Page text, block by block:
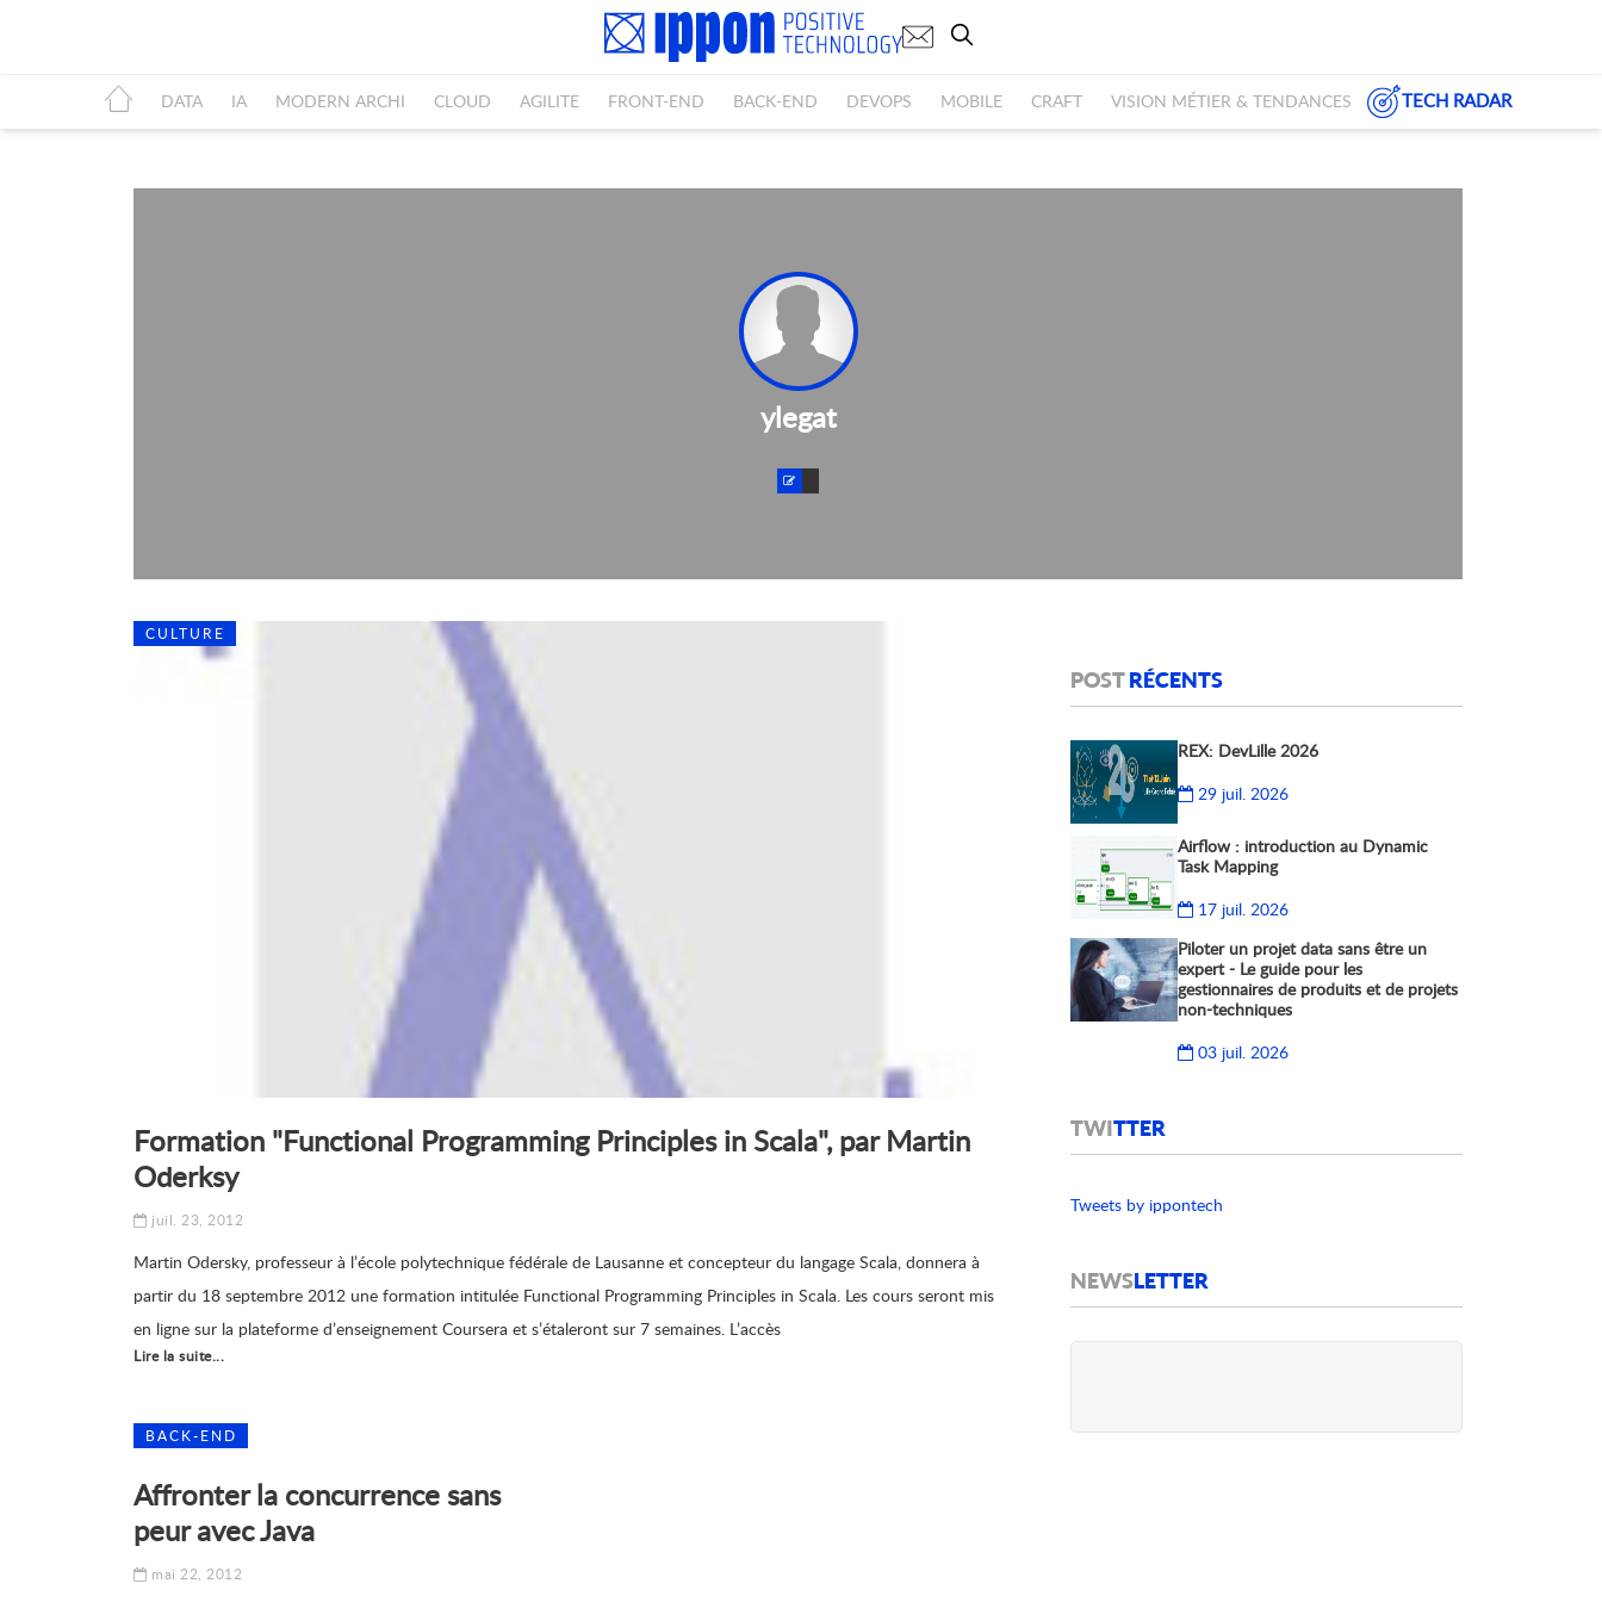
DATA IA MODERN ARCHI CLOUD AGILITE FRONT-END BACK-END DEVOPS MOBILE CRAFT VISION MÉTIER & TENDANCES TECH RADAR
ylegat
CULTURE
Formation "Functional Programming Principles in Scala", par Martin
Oderksy
juil. 23, 2012
Martin Odersky, professeur à l’école polytechnique fédérale de Lausanne et concepteur du langage Scala, donnera à
partir du 18 septembre 2012 une formation intitulée Functional Programming Principles in Scala. Les cours seront mis
en ligne sur la plateforme d’enseignement Coursera et s’étaleront sur 7 semaines. L’accès
Lire la suite...
BACK-END
Affronter la concurrence sans
peur avec Java
mai 22, 2012
POSTRÉCENTS
REX: DevLille 2026
29 juil. 2026
Airflow : introduction au Dynamic
Task Mapping
17 juil. 2026
Piloter un projet data sans être un
expert - Le guide pour les
gestionnaires de produits et de projets
non-techniques
03 juil. 2026
TWITTER
Tweets by ippontech
NEWSLETTER